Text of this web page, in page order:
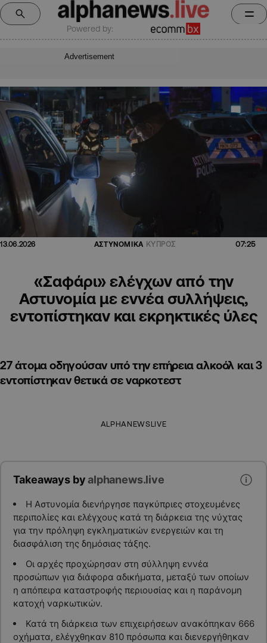
Powered by:
Advertisement
13.06.2026 ΑΣΤΥΝΟΜΙΚΑ ΚΥΠΡΟΣ 07:25
«Σαφάρι» ελέγχων από την
Αστυνομία με εννέα συλλήψεις,
εντοπίστηκαν και εκρηκτικές ύλες
27 άτομα οδηγούσαν υπό την επήρεια αλκοόλ και 3
εντοπίστηκαν θετικά σε ναρκοτεστ
ALPHANEWSLIVE
Takeaways byalphanews.live
Η Αστυνομία διενήργησε παγκύπριες στοχευμένες
περιπολίες και ελέγχους κατά τη διάρκεια της νύχτας
για την πρόληψη εγκληματικών ενεργειών και τη
διασφάλιση της δημόσιας τάξης.
Οι αρχές προχώρησαν στη σύλληψη εννέα
προσώπων για διάφορα αδικήματα, μεταξύ των οποίων
η απόπειρα καταστροφής περιουσίας και η παράνομη
κατοχή ναρκωτικών.
Κατά τη διάρκεια των επιχειρήσεων ανακόπηκαν 666
οχήματα, ελέγχθηκαν 810 πρόσωπα και διενεργήθηκαν